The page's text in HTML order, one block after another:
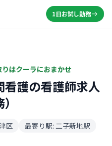
1日お試し勤務
はクーラにおまかせ
護の看護師求人
区 最寄り駅: 二子新地駅